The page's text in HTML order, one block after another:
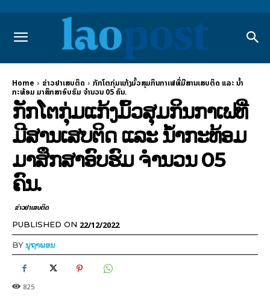
Home ຂ່າວຢາເສບຕິດ
ກັກໂຕກຸ່ມແກ້ງມົ້ວສຸມກິນກາເຟທີ່ມີສານເສບຕິດ ແລະ ນໍ້າ
ກະທ້ອມ ມາສຶກສາອົບຮົມ ຈຳນວນ 05 ຄົນ.
ກັກໂຕກຸ່ມແກ້ງມົ້ວສຸມກິນກາເຟທີ່
ມີສານເສບຕິດ ແລະ ນໍ້າກະທ້ອມ
ມາສຶກສາອົບຮົມ ຈຳນວນ 05
ຄົນ.
ຂ່າວຢາເສບຕິດ
PUBLISHED ON 22/12/2022
BYນຸຖາພອນ
825